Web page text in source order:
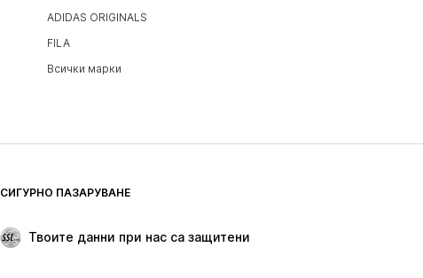
ADIDAS ORIGINALS
FILA
Всички марки
СИГУРНО ПАЗАРУВАНЕ
Твоите данни при нас са защитени